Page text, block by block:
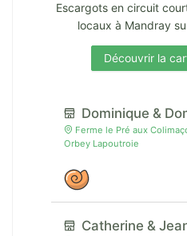
Escargots en circuit
locaux à Mandray
Découvrir la
Dominique &
Ferme le Pré aux
Orbey Lapoutroie
Catherine &